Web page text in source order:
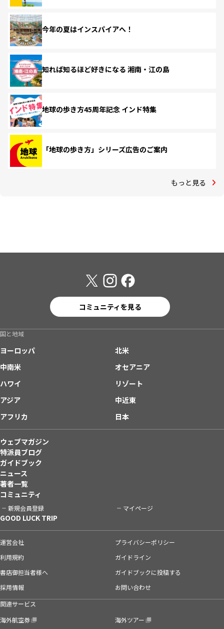
今年の夏はインスパイアへ！
知れば知るほど好きになる 湘南・江の島
地球の歩き方45周年記念 インド特集
「地球の歩き方」シリーズ広告のご案内
もっと見る
コミュニティを見る
国と地域
ヨーロッパ
北米
中南米
オセアニア
ハワイ
リゾート
アジア
中近東
アフリカ
日本
ウェブマガジン
特派員ブログ
ガイドブック
ニュース
著者一覧
コミュニティ
新規会員登録 マイページ
GOOD LUCK TRIP
運営会社
プライバシーポリシー
利用規約
ガイドライン
書店御担当者様へ
ガイドブックに投稿する
採用情報
お問い合わせ
関連サービス
海外航空券
海外ツアー